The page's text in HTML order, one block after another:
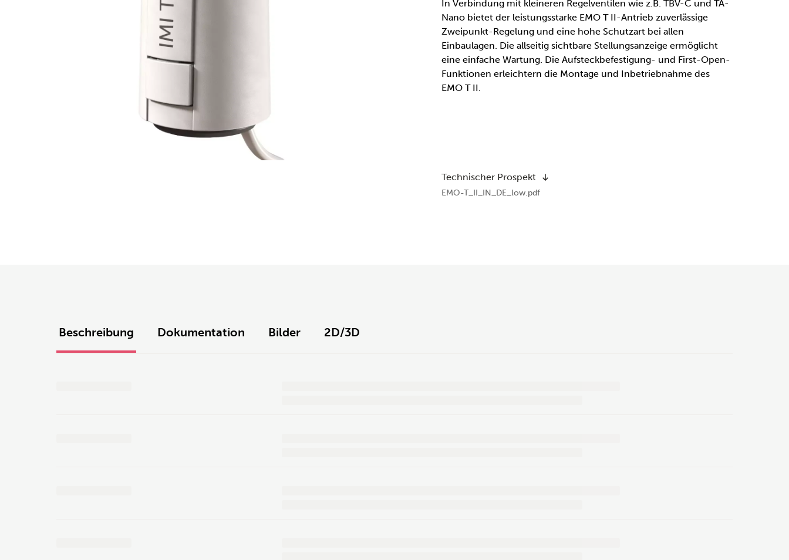
In Verbindung mit kleineren Regelventilen wie z.B. TBV-C und TA-
Nano bietet der leistungsstarke EMO T II-Antrieb zuverlässige
Zweipunkt-Regelung und eine hohe Schutzart bei allen
Einbaulagen. Die allseitig sichtbare Stellungsanzeige ermöglicht
eine einfache Wartung. Die Aufsteckbefestigung- und First-Open-
Funktionen erleichtern die Montage und Inbetriebnahme des
EMO T II.
Technischer Prospekt
EMO-T_II_IN_DE_low.pdf
Beschreibung Dokumentation Bilder 2D/3D